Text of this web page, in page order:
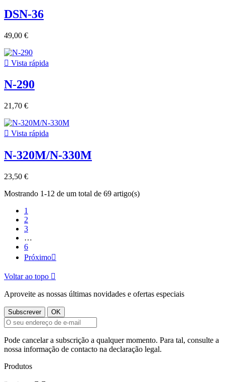
DSN-36
49,00 €
 Vista rápida
N-290
21,70 €
 Vista rápida
N-320M/N-330M
23,50 €
Mostrando 1-12 de um total de 69 artigo(s)
1
2
3
…
6
Próximo
Voltar ao topo 
Aproveite as nossas últimas novidades e ofertas especiais
Pode cancelar a subscrição a qualquer momento. Para tal, consulte a
nossa informação de contacto na declaração legal.
Produtos